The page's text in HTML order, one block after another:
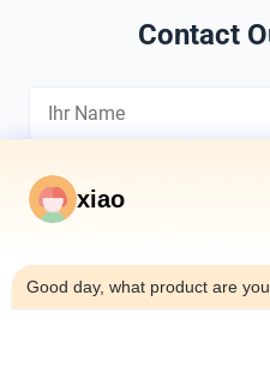
Contact
*
xiao
Good day, what product are